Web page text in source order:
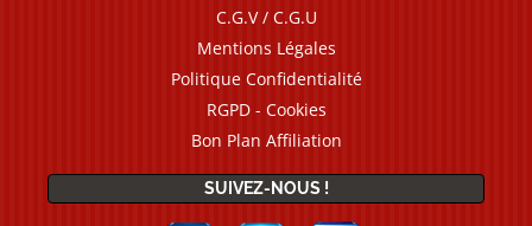
C.G.V / C.G.U
Mentions Légales
Politique Confidentialité
RGPD - Cookies
Bon Plan Affiliation
SUIVEZ-NOUS !